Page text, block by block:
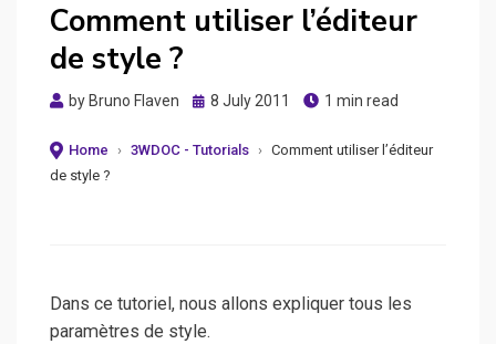
Comment utiliser l’éditeur
de style ?
by Bruno Flaven
Posted
8 July 2011 1 min read
Home › 3WDOC - Tutorials › Comment utiliser l’éditeur
de style ?
Dans ce tutoriel, nous allons expliquer tous les
paramètres de style.